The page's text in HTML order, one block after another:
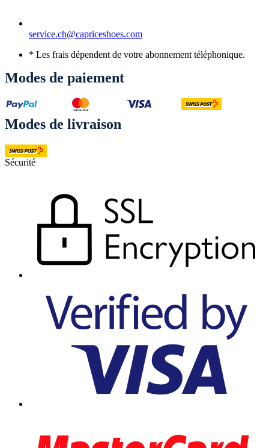
service.ch@capriceshoes.com
* Les frais dépendent de votre abonnement téléphonique.
Modes de paiement
Modes de livraison
Sécurité